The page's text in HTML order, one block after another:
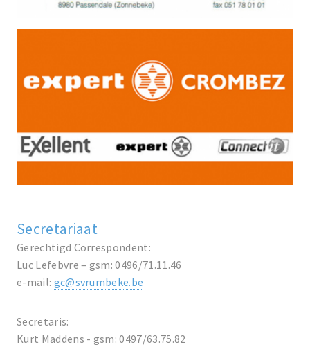
Secretariaat
Gerechtigd Correspondent:
Luc Lefebvre – gsm: 0496/71.11.46
e-mail: gc@svrumbeke.be
Secretaris:
Kurt Maddens - gsm: 0497/63.75.82